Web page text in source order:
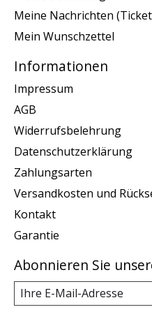
Meine Nachrichten
Mein Wunschzettel
Informationen
Impressum
AGB
Widerrufsbelehrung
Datenschutzerklärung
Zahlungsarten
Versandkosten und
Kontakt
Garantie
Abonnieren Sie